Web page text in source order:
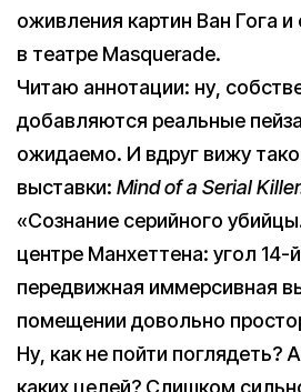
оживления картин Ван Гога и
в театре Masquerade.
Читаю аннотации: ну,
добавляются реальные
ожидаемо. И вдруг вижу
выставки: Mindofa SerialKiller
«Сознание серийного
центре Манхеттена: угол
передвижная иммерсивная
помещении довольно
Ну, как не пойти поглядеть?
каких целей? Слишком